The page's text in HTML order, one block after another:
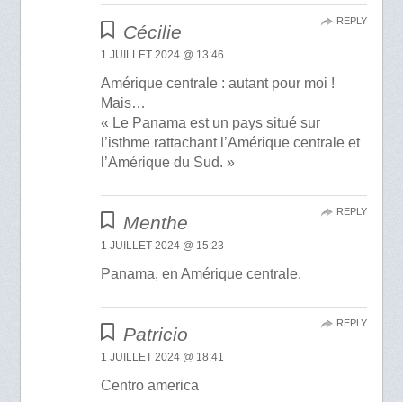
Cécilie
1 JUILLET 2024 @ 13:46
Amérique centrale : autant pour moi !
Mais…
« Le Panama est un pays situé sur
l’isthme rattachant l’Amérique centrale et
l’Amérique du Sud. »
REPLY
Menthe
1 JUILLET 2024 @ 15:23
Panama, en Amérique centrale.
REPLY
Patricio
1 JUILLET 2024 @ 18:41
Centro america
REPLY